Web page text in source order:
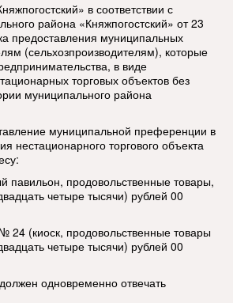
в соответствии с
района «Княжпогостский» от 23
предоставления муниципальных
(сельхозпроизводителям), которые
в виде
торговых объектов без
муниципального района
муниципальной преференции в
нестационарного торгового объекта
павильон, продовольственные товары,
четыре тысячи) рублей 00
24 (киоск, продовольственные товары
четыре тысячи) рублей 00
одновременно отвечать